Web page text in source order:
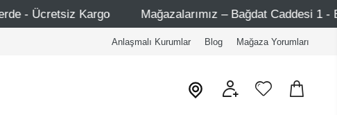
Mağazalarımız – Bağdat Caddesi 1 - Bağdat Caddesi 2 -
Anlaşmalı Kurumlar Blog Mağaza Yorumları